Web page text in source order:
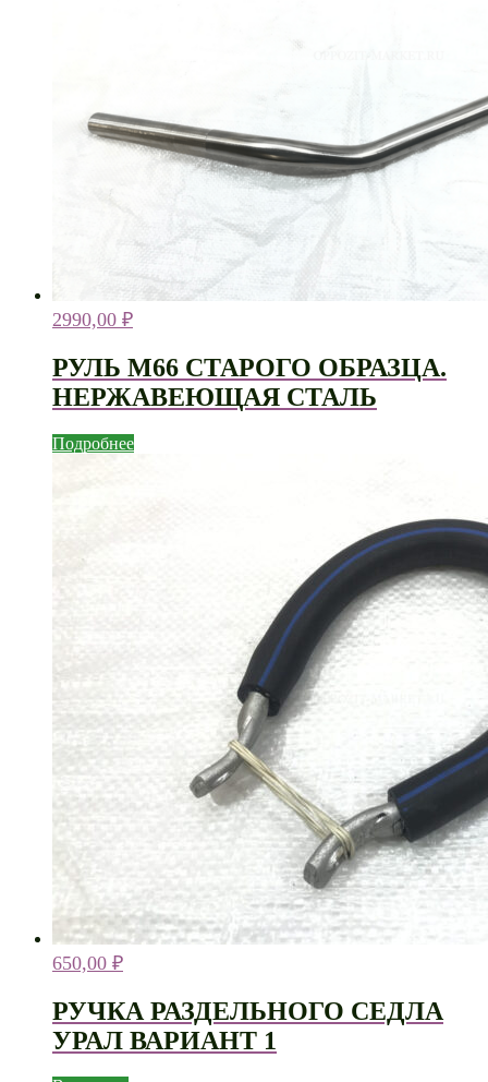
2990,00 ₽
РУЛЬ М66 СТАРОГО ОБРАЗЦА.
НЕРЖАВЕЮЩАЯ СТАЛЬ
Подробнее
650,00 ₽
РУЧКА РАЗДЕЛЬНОГО СЕДЛА
УРАЛ ВАРИАНТ 1